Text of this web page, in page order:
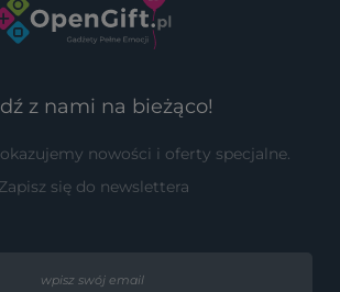
z nami na bieżąco!
nowości i oferty specjalne.
Zapisz się do newslettera